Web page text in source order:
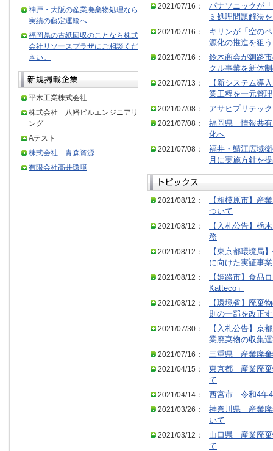
神戸・大阪の産業廃棄物処理なら
実績の藤定運輸へ
福岡県の古紙回収のことなら株式
会社リソースプラザにご相談くだ
さい。
平木工業株式会社
株式会社 八幡ビルエンジニアリ
ング
Aテスト
株式会社 青森資源
有限会社髙井環境
2021/07/16：
パナソニックが
ミ処理問題解決
2021/07/16：
キリンが「空の
源化の推進を狙う
2021/07/16：
鈴木商会が釧路
クル事業を新体
2021/07/13：
【新システム導
業工程を一元管理
2021/07/08：
アサヒプリテッ
2021/07/08：
福岡県 情報共有
化へ
2021/07/08：
福井・鯖江広域
月に実施方針を
2021/08/12：
【相模原市】産
ついて
2021/08/12：
【入札公告】栃
務
2021/08/12：
【東京都環境局
に向けた実証事
2021/08/12：
【姫路市】食品
Katteco」
2021/08/12：
【環境省】廃棄
則の一部を改正
2021/07/30：
【入札公告】京
業廃棄物の収集
2021/07/16：
三重県 産業廃棄
2021/04/15：
東京都 産業廃棄
て
2021/04/14：
西宮市 令和4年4
2021/03/26：
神奈川県 産業廃
いて
2021/03/12：
山口県 産業廃棄
て